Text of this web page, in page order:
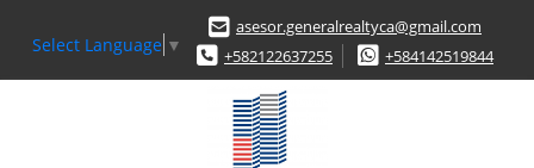
Select Language ▼
asesor.generalrealtyca@gmail.com
+582122637255
+584142519844